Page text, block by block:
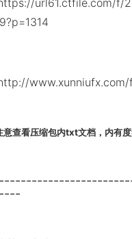
url61.ctfile.com/f/
意查看压缩包内txt文档，内有